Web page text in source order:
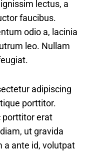
lectus, a
faucibus.
odio a, lacinia
leo. Nullam
adipiscing
porttitor.
porttitor erat
ut gravida
a ante id, volutpat